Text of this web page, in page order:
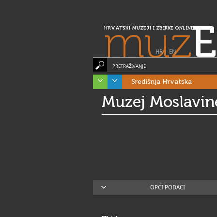
HRVATSKI MUZEJI I ZBIRKE ONLINE
muz
HR| EN
PRETRAŽIVANJE
Središnja Hrvatska
Muzej
OPĆI PODACI